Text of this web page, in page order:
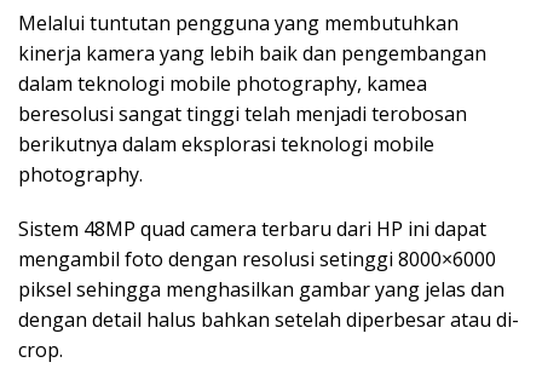
Melalui tuntutan pengguna yang membutuhkan
kinerja kamera yang lebih baik dan pengembangan
dalam teknologi mobile photography, kamea
beresolusi sangat tinggi telah menjadi terobosan
berikutnya dalam eksplorasi teknologi mobile
photography.
Sistem 48MP quad camera terbaru dari HP ini dapat
mengambil foto dengan resolusi setinggi 8000×6000
piksel sehingga menghasilkan gambar yang jelas dan
dengan detail halus bahkan setelah diperbesar atau di-
crop.